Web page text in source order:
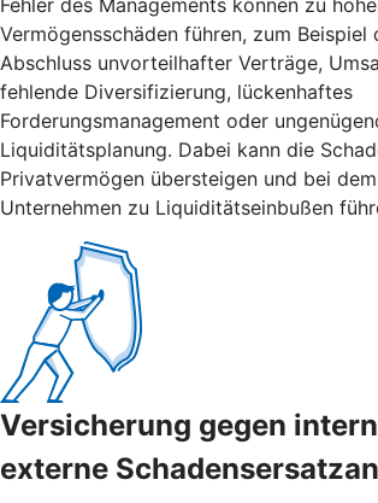
Vermögensschäden führen, zum Beispiel
Abschluss unvorteilhafter Verträge,
fehlende Diversifizierung, lückenhaftes
Forderungsmanagement oder
Liquiditätsplanung. Dabei kann die
Privatvermögen übersteigen und bei
Unternehmen zu Liquiditätseinbußen
Versicherung gegen
externe